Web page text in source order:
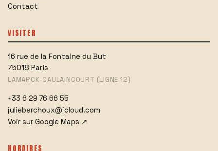
Contact
VISITER
16 rue de la Fontaine du But
75018 Paris
LAMARCK-CAULAINCOURT (LIGNE 12)
+33 6 29 76 66 55
julieberchoux@icloud.com
Voir sur Google Maps ↗
HORAIRES